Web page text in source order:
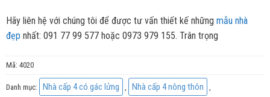
Hãy liên hệ với chúng tôi để được tư vấn thiết kế những mẫu nhà
đẹp nhất: 091 77 99 577 hoặc 0973 979 155. Trân trọng
Mã: 4020
Danh mục: Nhà cấp 4 có gác lửng Nhà cấp 4 nông thôn